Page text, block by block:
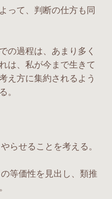
って、判断の仕方も同
の過程は、あまり多く
は、私が今まで生きて
え方に集約されるよう
。
らせることを考える。
等価性を見出し、類推